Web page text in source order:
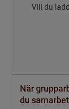
Vill du
När
du